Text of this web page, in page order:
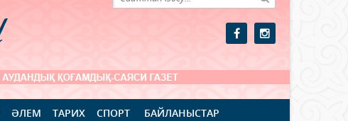
ӘЛЕМ ТАРИХ СПОРТ БАЙЛАНЫСТАР